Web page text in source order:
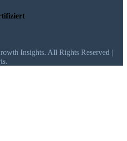
Insights. All Rights Reserved |